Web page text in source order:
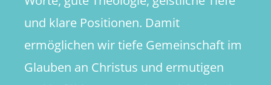
und klare Positionen. Damit
ermöglichen wir tiefe Gemeinschaft im
Glauben an Christus und ermutigen